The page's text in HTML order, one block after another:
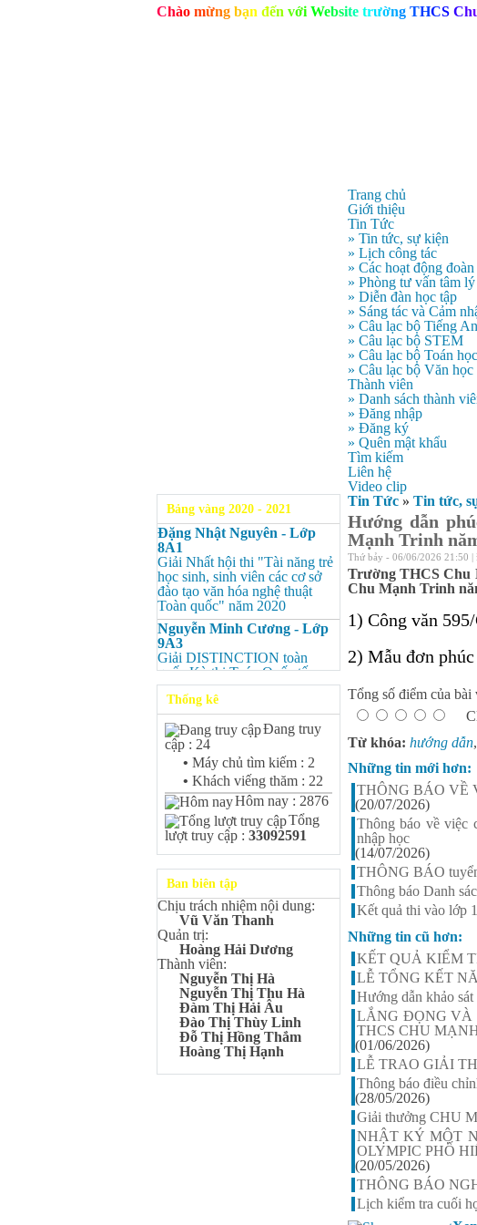
Chào mừng bạn đến với Website trường THCS Ch
Trang chủ
Giới thiệu
Tin Tức
» Tin tức, sự kiện
» Lịch công tác
» Các hoạt động đoàn
» Phòng tư vấn tâm lý
» Diễn đàn học tập
» Sáng tác và Cảm
» Câu lạc bộ Tiếng
» Câu lạc bộ STEM
» Câu lạc bộ Toán học
» Câu lạc bộ Văn học
Thành viên
» Danh sách thành
» Đăng nhập
» Đăng ký
» Quên mật khẩu
Tìm kiếm
Liên hệ
Video clip
Bảng vàng 2020 - 2021
Đặng Nhật Nguyên - Lớp
8A1
Giải Nhất hội thi "Tài năng trẻ
học sinh, sinh viên các cơ sở
đào tạo văn hóa nghệ thuật
Toàn quốc" năm 2020
Nguyễn Minh Cương - Lớp
9A3
Giải DISTINCTION toàn
quốc Kỳ thi Toán Quốc tế
Kangaroo – IKMC 2020
Nguyễn Minh Cương - Lớp
9A3
Giải Ba kỳ thi chọn HSG cấp
tỉnh môn Toán.
Bùi Quang Minh - Lớp 9A3
Giải DISTINCTION Toàn
quốc Kỳ thi Toán Quốc tế
Kangaroo – IKMC 2020
Bùi Quang Minh - Lớp 9A3
Giải Ba kỳ thi chọn HSG cấp
tỉnh môn Toán.
Đinh Anh Thư - Lớp 9A3
Giải Nhì kỳ thi chọn HSG cấp
tỉnh môn Sinh học.
Chu Quang Lượng - Lớp
9A3
Giải Ba kỳ thi chọn HSG cấp
tỉnh môn Toán.
Lê Minh Chiến- Lớp 9A3
Giải Ba kỳ thi chọn HSG cấp
tỉnh môn Sinh học.
Giải Ba kỳ thi chọn HSG cấp
Thống kê
Đang truy
cập : 24
• Máy chủ tìm kiếm : 2
• Khách viếng thăm : 22
Hôm nay : 2876
Tổng
lượt truy cập : 33092591
Ban biên tập
Chịu trách nhiệm nội dung:
Vũ Văn Thanh
Quản trị:
Hoàng Hải Dương
Thành viên:
Nguyễn Thị Hà
Nguyễn Thị Thu Hà
Đàm Thị Hải Âu
Đào Thị Thùy Linh
Đỗ Thị Hồng Thắm
Hoàng Thị Hạnh
Tin Tức » Tin tức,
Hướng dẫn
Mạnh Trinh
Thứ bảy - 06/06/2026 21:50 |
Trường THCS Chu
Chu Mạnh Trinh
1) Công văn
2) Mẫu đơn
Tổng số điểm của bài
Từ khóa: hướng dẫn,
Những tin mới hơn:
THÔNG BÁO VỀ
(20/07/2026)
Thông báo về việc
nhập học
(14/07/2026)
THÔNG BÁO
Thông báo Danh
Kết quả thi vào lớp
Những tin cũ hơn:
KẾT QUẢ KIỂM
LỄ TỔNG KẾT
Hướng dẫn khảo
LẮNG ĐỌNG VÀ
THCS CHU
(01/06/2026)
LỄ TRAO GIẢI
Thông báo điều
(28/05/2026)
Giải thưởng CHU
NHẬT KÝ MỘT
OLYMPIC PHỐ
(20/05/2026)
THÔNG BÁO
Lịch kiểm tra cuối